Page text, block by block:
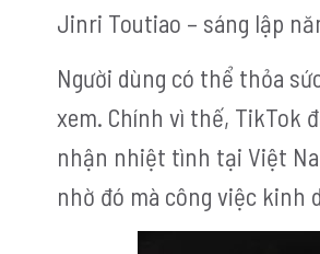
Jinri Toutiao – sáng lập
Người dùng có thể thỏa
xem. Chính vì thế, TikTok
nhận nhiệt tình tại Việt
nhờ đó mà công việc kinh